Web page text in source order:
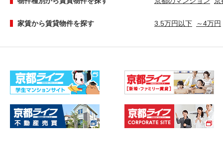
家賃から賃貸物件を探す 3.5万円以下 ～4万円